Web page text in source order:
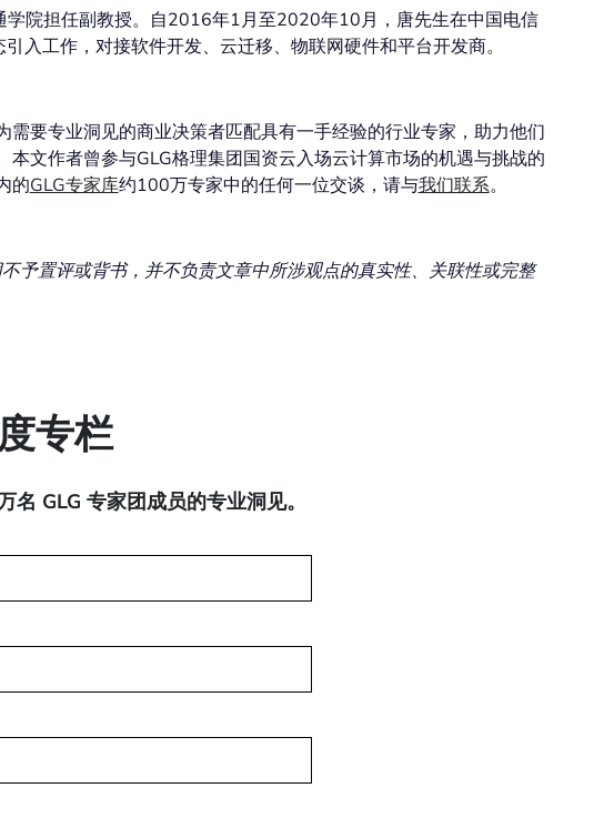
院担任副教授。自2016年1月至2020年10月，唐先生在中国电信
入工作，对接软件开发、云迁移、物联网硬件和平台开发商。
需要专业洞见的商业决策者匹配具有一手经验的行业专家，助力他们
文作者曾参与GLG格理集团国资云入场云计算市场的机遇与挑战的
的GLG专家库约100万专家中的任何一位交谈，请与我们联系。
予置评或背书，并不负责文章中所涉观点的真实性、关联性或完整
专栏
GLG 专家团成员的专业洞见。